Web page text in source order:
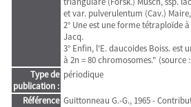
et var. pulverulentum (Cav.)
2° Une est une forme tétraploïde
Jacq.
3° Enfin, l'E. daucoides Boiss. est
à 2n = 80 chromosomes." (source
Type de
publication :
périodique
Référence Guittonneau G.-G., 1965 -